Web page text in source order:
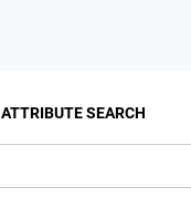
ATTRIBUTE SEARCH